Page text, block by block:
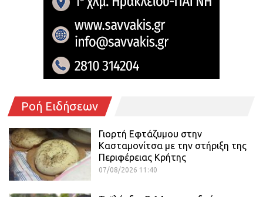
Ροή Ειδήσεων
Γιορτή Εφτάζυμου στην
Κασταμονίτσα με την στήριξη της
Περιφέρειας Κρήτης
07/08/2026 11:40